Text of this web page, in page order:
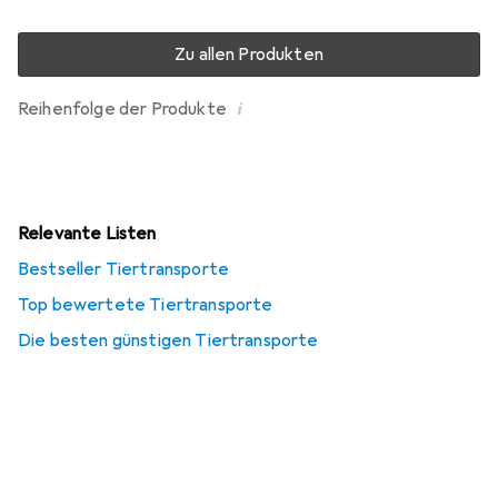
Reihenfolge der Produkte i
Zu allen Produkten
Relevante Listen
Bestseller Tiertransporte
Top bewertete Tiertransporte
Die besten günstigen Tiertransporte